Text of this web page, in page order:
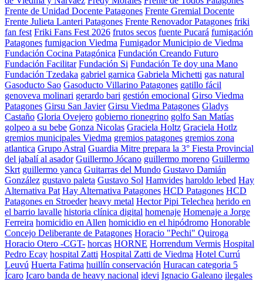
Frente de Unidad Docente Patagones Frente Gremial Docente
Frente Julieta Lanteri Patagones Frente Renovador Patagones friki
fan fest Friki Fans Fest 2026 frutos secos fuente Pucará fumigación
Patagones fumigacion Viedma Fumigador Municipio de Viedma
Fundación Cocina Patagónica Fundación Creando Futuro
Fundación Facilitar Fundación Si Fundación Te doy una Mano
Fundación Tzedaka gabriel garnica Gabriela Michetti gas natural
Gasoducto Sao Gasoducto Villarino Patagones gatillo fácil
genoveva molinari gerardo bari gestión emocional Girso Viedma
Patagones Girsu San Javier Girsu Viedma Patagones Gladys
Castaño Gloria Ovejero gobierno rionegrino golfo San Matías
golpeo a su bebe Gonza Nicolas Graciela Holtz Graciela Hotlz
gremios municipales Viedma gremios patagones gremios zona
atlantica Grupo Astral Guardia Mitre prepara la 3° Fiesta Provincial
del jabalí al asador Guillermo Jócano guillermo moreno Guillermo
Skrt guillermo yanca Guitarras del Mundo Gustavo Damián
González gustavo paleta Gustavo Sol Hamvides haroldo lebed Hay
Alternativa Pat Hay Alternativa Patagones HCD Patagones HCD
Patagones en Stroeder heavy metal Hector Pipi Telechea herido en
el barrio lavalle historia clínica digital homenaje Homenaje a Jorge
Ferreira homicidio en Allen homicidio en el hipódromo Honorable
Concejo Deliberante de Patagones Horacio "Pechi" Quiroga
Horacio Otero -CGT- horcas HORNE Horrendum Vermis Hospital
Pedro Ecay hospital Zatti Hospital Zatti de Viedma Hotel Currú
Leuvú Huerta Fatima huillín conservación Huracan categoria 5
Ícaro Icaro banda de heavy nacional idevi Ignacio Galeano ilegales